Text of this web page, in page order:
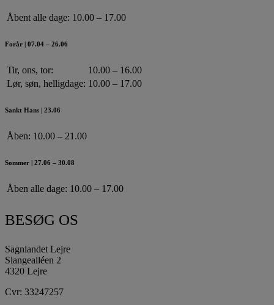
Åbent alle dage: 10.00 – 17.00
Forår | 07.04 – 26.06
Tir, ons, tor:
10.00 – 16.00
Lør, søn, helligdage: 10.00 – 17.00
Sankt Hans | 23.06
Åben: 10.00 – 21.00
Sommer | 27.06 – 30.08
Åben alle dage: 10.00 – 17.00
BESØG OS
Sagnlandet Lejre
Slangealléen 2
4320 Lejre
Cvr: 33247257